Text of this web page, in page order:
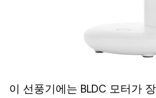
이 선풍기에는 BLDC 모터가